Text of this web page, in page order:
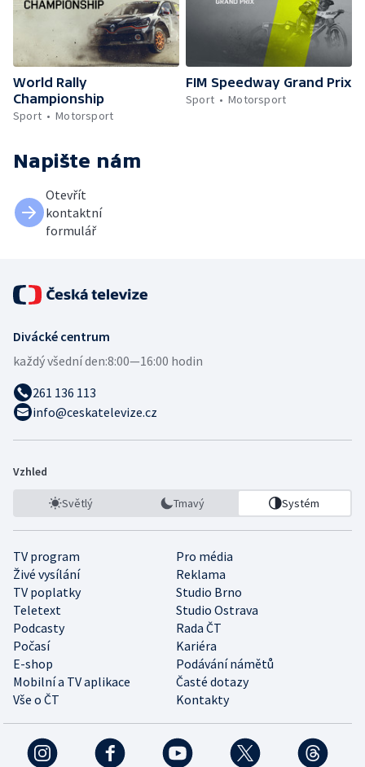
World Rally
Championship
Sport
Motorsport
FIM Speedway Grand Prix
Sport
Motorsport
Napište nám
Otevřít
kontaktní
formulář
Divácké centrum
každý všední den:8:00—16:00 hodin
261 136 113
info@ceskatelevize.cz
Vzhled
Světlý Tmavý Systém
TV program
Pro média
Živé vysílání
Reklama
TV poplatky
Studio Brno
Teletext
Studio Ostrava
Podcasty
Rada ČT
Počasí
Kariéra
E-shop
Podávání námětů
Mobilní a TV aplikace
Časté dotazy
Vše o ČT
Kontakty